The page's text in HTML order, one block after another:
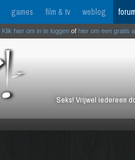
games film & tv weblog forum
Seks! Vrijwel iedereen
Klik hier om in te loggen of hier om een gratis